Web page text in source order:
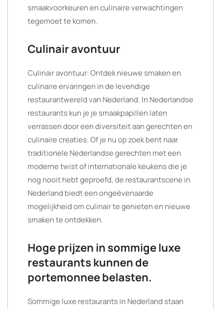
smaakvoorkeuren en culinaire verwachtingen
tegemoet te komen.
Culinair avontuur
Culinair avontuur: Ontdek nieuwe smaken en
culinaire ervaringen in de levendige
restaurantwereld van Nederland. In Nederlandse
restaurants kun je je smaakpapillen laten
verrassen door een diversiteit aan gerechten en
culinaire creaties. Of je nu op zoek bent naar
traditionele Nederlandse gerechten met een
moderne twist of internationale keukens die je
nog nooit hebt geproefd, de restaurantscene in
Nederland biedt een ongeëvenaarde
mogelijkheid om culinair te genieten en nieuwe
smaken te ontdekken.
Hoge prijzen in sommige luxe
restaurants kunnen de
portemonnee belasten.
Sommige luxe restaurants in Nederland staan